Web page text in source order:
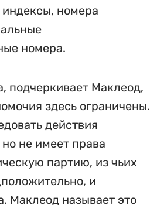
номера
номера.
подчеркивает Маклеод,
здесь ограничены.
действия
не имеет права
партию, из чьих
и
Маклеод называет это